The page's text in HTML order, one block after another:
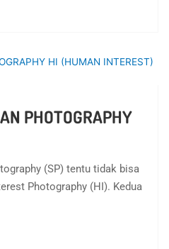
PHOTOGRAPHY
(SP) tentu tidak bisa
Photography (HI). Kedua